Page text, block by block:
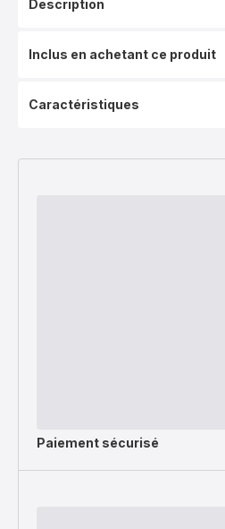
Description
Inclus en achetant ce produit
Caractéristiques
Paiement sécurisé